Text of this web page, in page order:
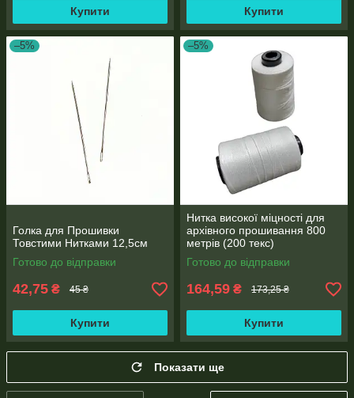
Купити Купити
–5%
Голка для Прошивки
Товстими Нитками 12,5см
Готово до відправки
42,75 ₴ 45 ₴
Купити
–5%
Нитка високої міцності для
архівного прошивання 800
метрів (200 текс)
Готово до відправки
164,59 ₴ 173,25 ₴
Купити
Показати ще